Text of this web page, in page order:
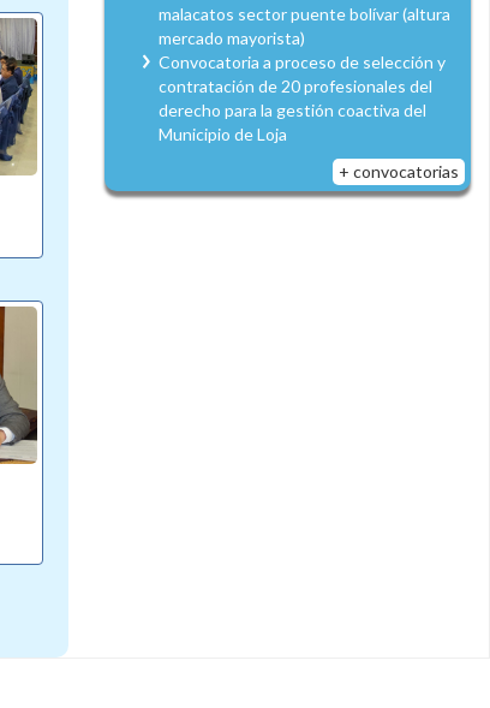
malacatos sector puente bolívar (altura
mercado mayorista)
Convocatoria a proceso de selección y
contratación de 20 profesionales del
derecho para la gestión coactiva del
Municipio de Loja
+ convocatorias